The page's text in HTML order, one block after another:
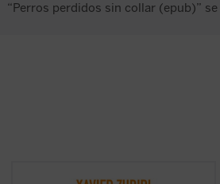
“Perros perdidos sin collar (epub)”